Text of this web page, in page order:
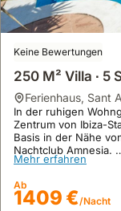
Keine Bewertungen
250 M² Villa ∙ 5
Ferienhaus, Sant
In der ruhigen
Zentrum von Ibiza-
Basis in der Nähe
Nachtclub Amnesia.
Dieses luxuriöse
Schlafzimmern für
großzügigen
integrierten Wohn-,
Mehr erfahren
Ab
1409 €/Nacht